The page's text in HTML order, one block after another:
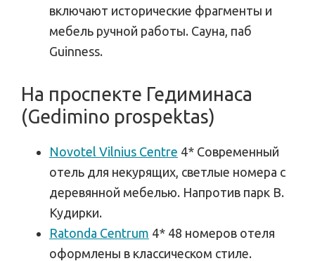
включают исторические фрагменты и
мебель ручной работы. Сауна, паб
Guinness.
На проспекте Гедиминаса
(Gedimino prospektas)
Novotel Vilnius Centre 4* Современный
отель для некурящих, светлые номера с
деревянной мебелью. Напротив парк В.
Кудирки.
Ratonda Centrum 4* 48 номеров отеля
оформлены в классическом стиле.